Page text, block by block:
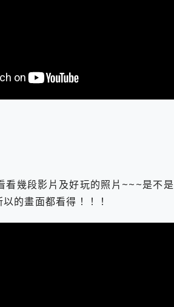
17 系列 有認證的防護來囉！ imos
Pocket 3 爽爽帶回家 歡慶
吸不擋鏡頭 有Qi2認證的 ONPRO
焦實測~ vivo X200 Pro 與 S25 Ultra 誰
的 PLAUD NotePin AI 智慧錄音膠囊
2025 來囉！AGI亞奇雷 AI・
的 有線無線都能充 ONPRO
JS7310 ⚡【電急便｜行動儲能救車
也是電視! 一機超多用途「MSI微星
、Apple Watch、AirPods耳機 三個設
宜「HUAWEI FreeArc」開放式耳掛
拍 vivo V50 ~ 口袋裡的 Zeiss 潮流攝影
烘模式一機搞定! Roborock 衣莉莎白
Vocal Remover 免費線上去聲器一
值 MHN 飛人工具分享~~ iToolab
看幾段影片及好玩的照片~~~是不
的畫面都看得！！！